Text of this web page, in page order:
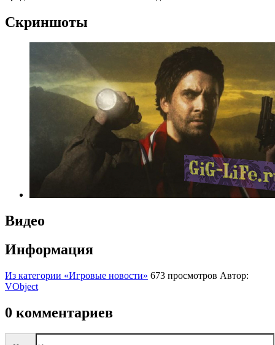
Скриншоты
Видео
Информация
Из категории «Игровые новости» 673 просмотров Автор:
VObject
0 комментариев